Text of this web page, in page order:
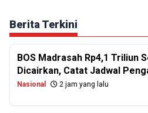
Berita Terkini
BOS Madrasah Rp4,1 Triliun
Dicairkan, Catat Jadwal
Nasional 2 jam yang lalu